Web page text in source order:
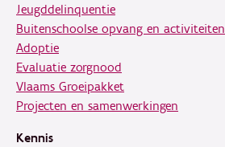
Jeugddelinquentie
Buitenschoolse opvang en activiteiten
Adoptie
Evaluatie zorgnood
Vlaams Groeipakket
Projecten en samenwerkingen
Kennis